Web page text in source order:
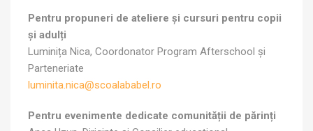
Pentru propuneri de ateliere și cursuri pentru copii
și adulți
Luminița Nica, Coordonator Program Afterschool și
Parteneriate
luminita.nica@scoalababel.ro
Pentru evenimente dedicate comunității de părinți